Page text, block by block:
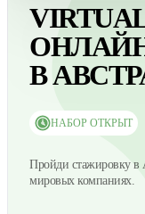
В
НАБОР ОТКРЫТ
Пройди стажировку в
мировых компаниях.